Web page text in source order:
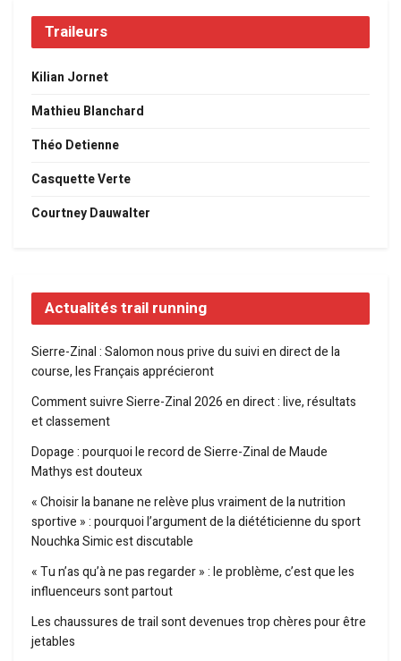
Traileurs
Kilian Jornet
Mathieu Blanchard
Théo Detienne
Casquette Verte
Courtney Dauwalter
Actualités trail running
Sierre-Zinal : Salomon nous prive du suivi en direct de la
course, les Français apprécieront
Comment suivre Sierre-Zinal 2026 en direct : live, résultats
et classement
Dopage : pourquoi le record de Sierre-Zinal de Maude
Mathys est douteux
« Choisir la banane ne relève plus vraiment de la nutrition
sportive » : pourquoi l’argument de la diététicienne du sport
Nouchka Simic est discutable
« Tu n’as qu’à ne pas regarder » : le problème, c’est que les
influenceurs sont partout
Les chaussures de trail sont devenues trop chères pour être
jetables